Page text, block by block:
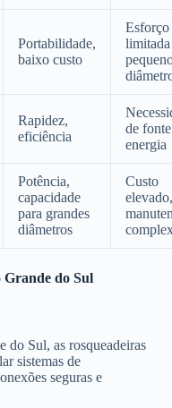
Portabilidade,
baixo custo
limitada
Rapidez,
eficiência
de
energia
Potência,
capacidade
para grandes
diâmetros
Custo
elevado,
Grande do Sul
do Sul, as rosqueadeiras
sistemas de
seguras e